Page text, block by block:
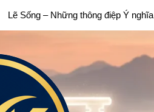
Lẽ Sống – Những thông điệp Ý nghĩa